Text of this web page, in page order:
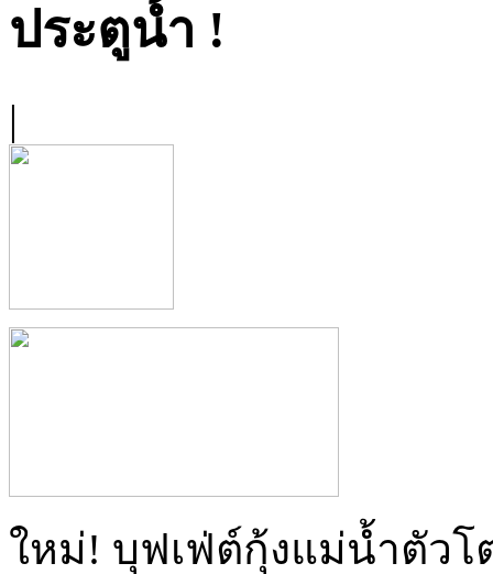
ประตูน้ำ !
|
ใหม่! บุฟเฟ่ต์กุ้งแม่น้ำตัว